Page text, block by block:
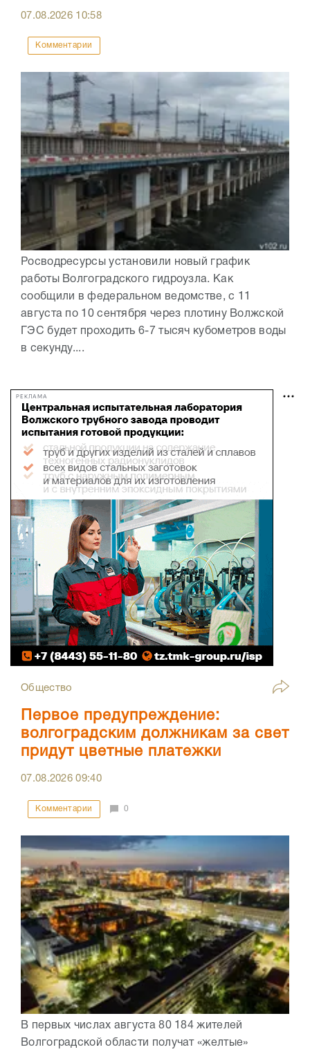
07.08.2026 10:58
Комментарии
Росводресурсы установили новый график
работы Волгоградского гидроузла. Как
сообщили в федеральном ведомстве, с 11
августа по 10 сентября через плотину Волжской
ГЭС будет проходить 6-7 тысяч кубометров воды
в секунду....
РЕКЛАМА
Общество
Первое предупреждение:
волгоградским должникам за свет
придут цветные платежки
07.08.202609:40
Комментарии 0
В первых числах августа 80 184 жителей
Волгоградской области получат «желтые»